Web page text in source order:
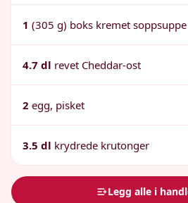
1 (305 g) boks kremet soppsuppe
4.7 dl revet Cheddar-ost
2 egg, pisket
3.5 dl krydrede krutonger
Legg alle i